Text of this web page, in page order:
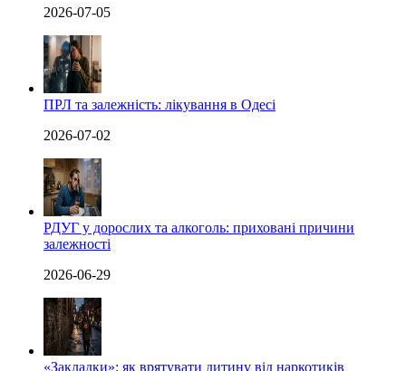
2026-07-05
ПРЛ та залежність: лікування в Одесі
2026-07-02
РДУГ у дорослих та алкоголь: приховані причини
залежності
2026-06-29
«Закладки»: як врятувати дитину від наркотиків